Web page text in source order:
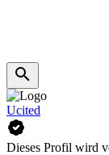
Ucited
Dieses Profil wird